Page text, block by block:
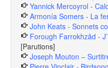
Yannick Mercoyrol -
Armonía Somers - La
John Keats - Sonnets
Forough Farrokhzâd -
[Parutions]
Joseph Mouton –